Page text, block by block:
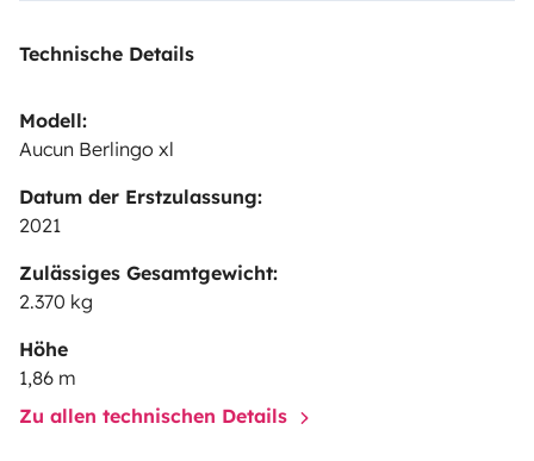
Technische Details
Modell:
Aucun Berlingo xl
Datum der Erstzulassung:
2021
Zulässiges Gesamtgewicht:
2.370 kg
Höhe
1,86 m
Zu allen technischen Details